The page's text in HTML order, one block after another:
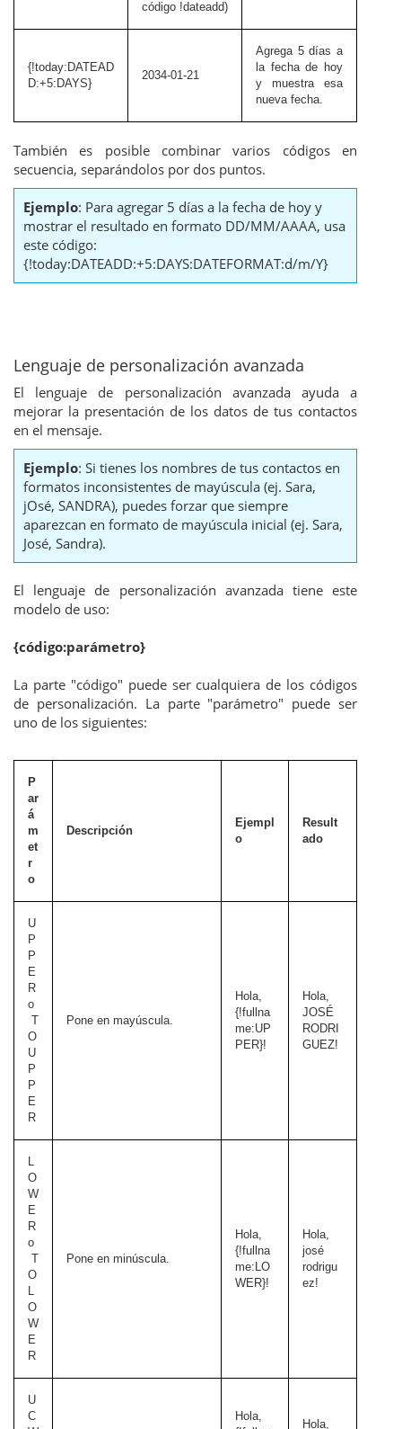
código !dateadd)
{!today:DATEAD
D:+5:DAYS}
2034-01-21
Agrega 5 días a
la fecha de hoy
y muestra esa
nueva fecha.
También es posible combinar varios códigos en
secuencia, separándolos por dos puntos.
Ejemplo: Para agregar 5 días a la fecha de hoy y
mostrar el resultado en formato DD/MM/AAAA, usa
este código:
{!today:DATEADD:+5:DAYS:DATEFORMAT:d/m/Y}
Lenguaje de personalización avanzada
El lenguaje de personalización avanzada ayuda a
mejorar la presentación de los datos de tus contactos
en el mensaje.
Ejemplo: Si tienes los nombres de tus contactos en
formatos inconsistentes de mayúscula (ej. Sara,
jOsé, SANDRA), puedes forzar que siempre
aparezcan en formato de mayúscula inicial (ej. Sara,
José, Sandra).
El lenguaje de personalización avanzada tiene este
modelo de uso:
{código:parámetro}
La parte "código" puede ser cualquiera de los códigos
de personalización. La parte "parámetro" puede ser
uno de los siguientes:
P
ar
á
m
et
r
o
Descripción
Ejempl
o
Result
ado
U
P
P
E
R
o
T
O
U
P
P
E
R
Pone en mayúscula.
Hola,
{!fullna
me:UP
PER}!
Hola,
JOSÉ
RODRI
GUEZ!
L
O
W
E
R
o
T
O
L
O
W
E
R
Pone en minúscula.
Hola,
{!fullna
me:LO
WER}!
Hola,
josé
rodrigu
ez!
U
C
Hola,
Hola,